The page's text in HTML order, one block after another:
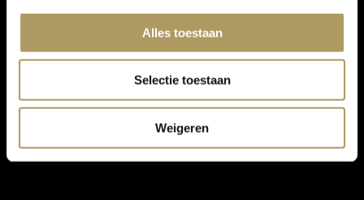
Alles toestaan
Selectie toestaan
Weigeren